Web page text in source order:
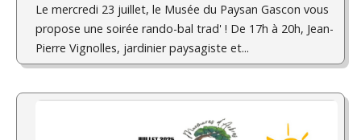
Le mercredi 23 juillet, le Musée du Paysan Gascon vous
propose une soirée rando-bal trad' ! De 17h à 20h, Jean-
Pierre Vignolles, jardinier paysagiste et...